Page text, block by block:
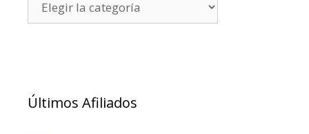
Últimos Afiliados